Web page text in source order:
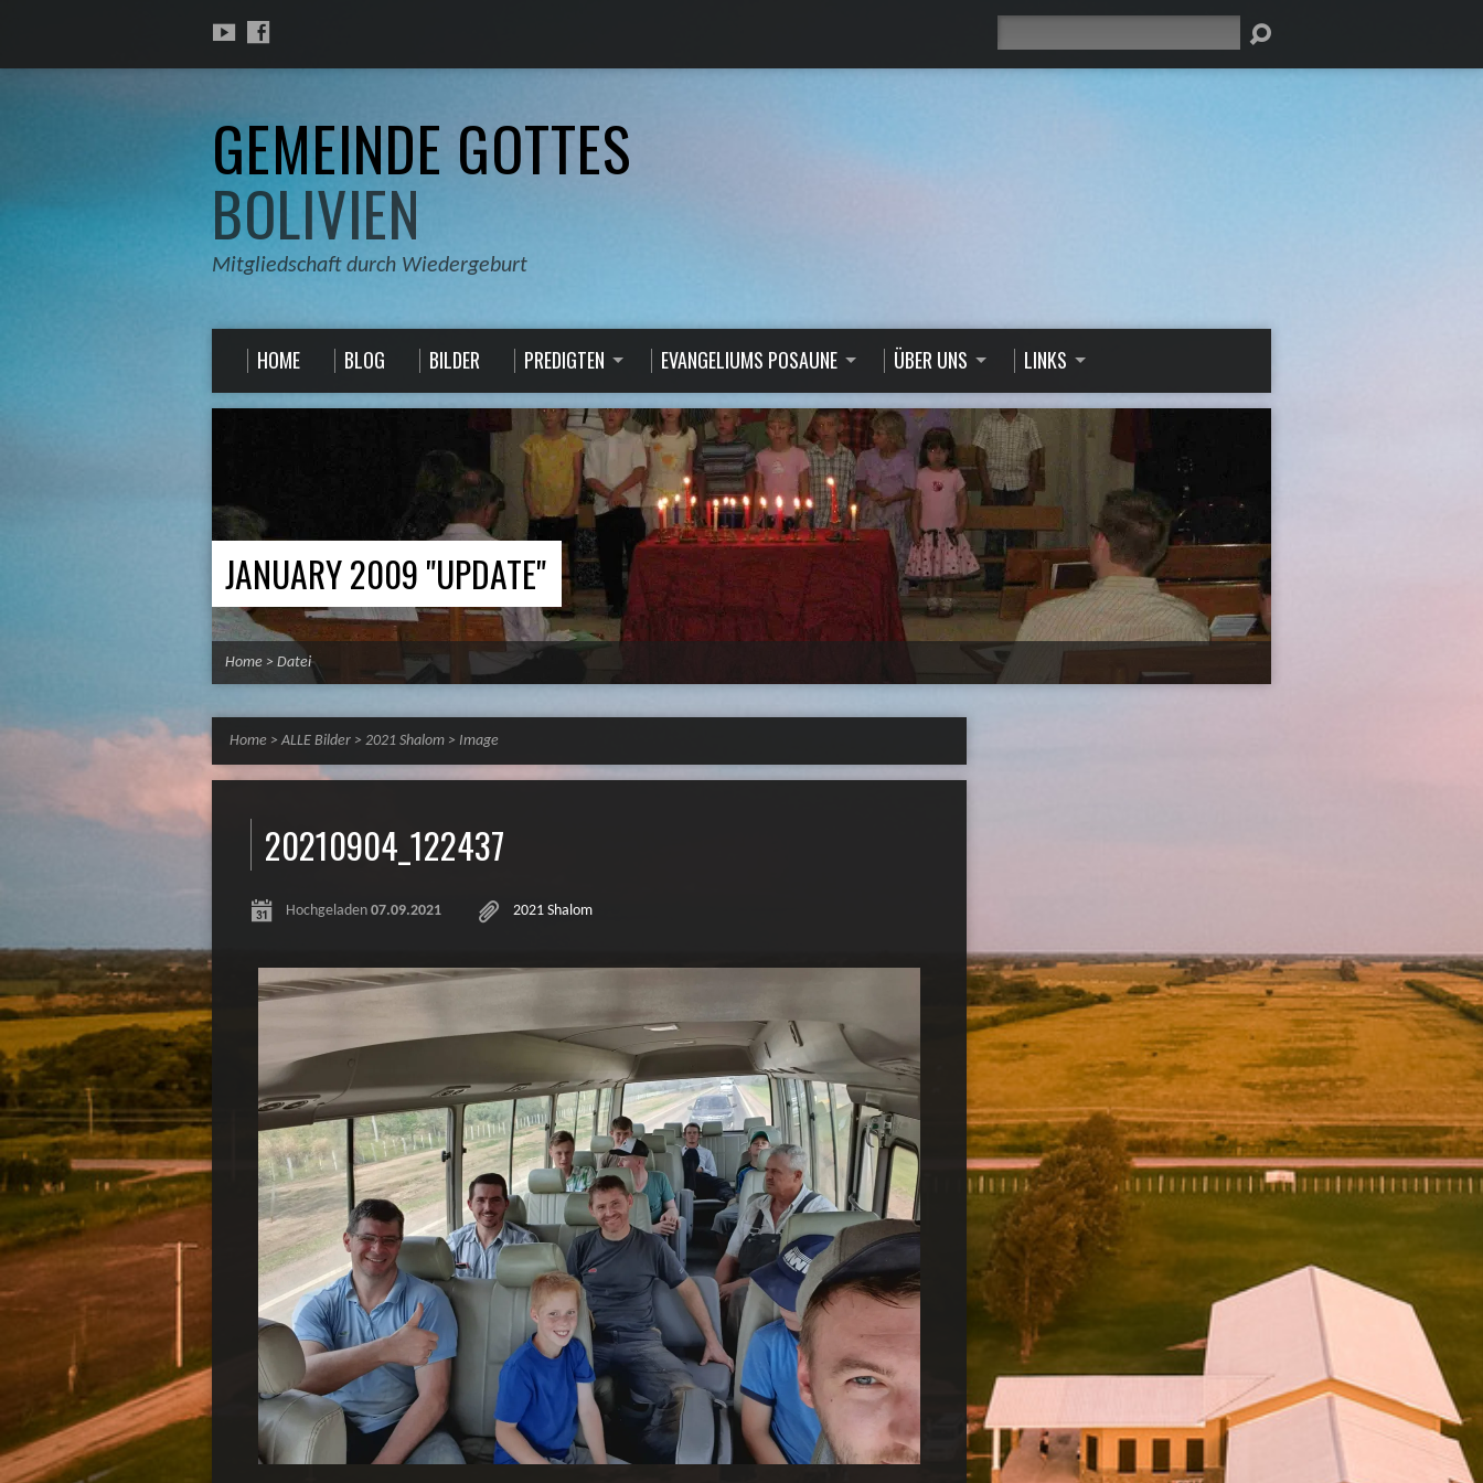
GEMEINDE GOTTES
BOLIVIEN
Mitgliedschaft durch Wiedergeburt
HOME BLOG BILDER PREDIGTEN EVANGELIUMS POSAUNE ÜBER UNS LINKS
JANUARY 2009 "UPDATE"
Home > Datei
Home > ALLE Bilder > 2021 Shalom > Image
20210904_122437
Hochgeladen 07.09.2021 2021 Shalom